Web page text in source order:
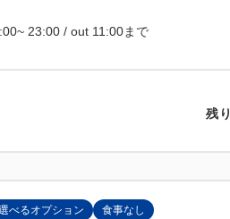
23:00 / out 11:00まで
残り
べるオプション 食事なし